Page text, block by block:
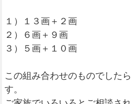
１）１３画＋２画
２）６画＋９画
３）５画＋１０画
この組み合わせのものでした
す。